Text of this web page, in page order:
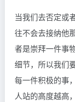
当我们去否定或
往不会去接纳他
者是崇拜一件事
细节，所以我们
每一件积极的事
人站的高度越高